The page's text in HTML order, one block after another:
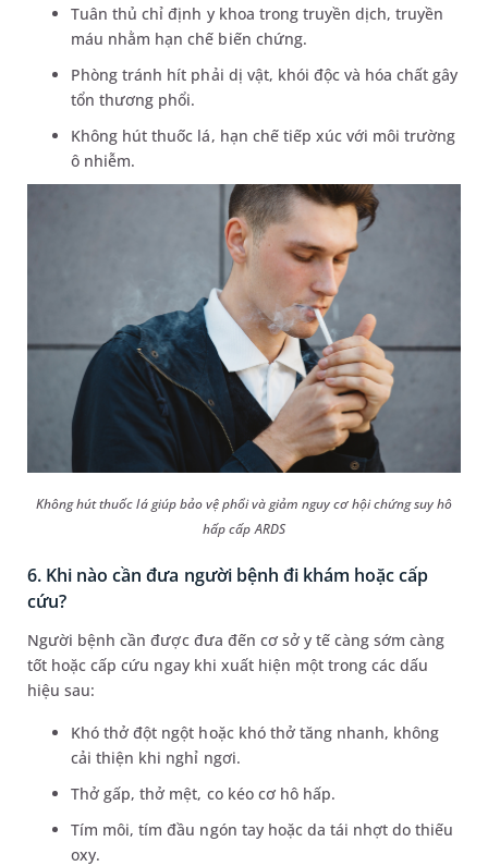
Tuân thủ chỉ định y khoa trong truyền dịch, truyền
máu nhằm hạn chế biến chứng.
Phòng tránh hít phải dị vật, khói độc và hóa chất gây
tổn thương phổi.
Không hút thuốc lá, hạn chế tiếp xúc với môi trường
ô nhiễm.
Không hút thuốc lá giúp bảo vệ phổi và giảm nguy cơ hội chứng suy hô
hấp cấp ARDS
6. Khi nào cần đưa người bệnh đi khám hoặc cấp
cứu?
Người bệnh cần được đưa đến cơ sở y tế càng sớm càng
tốt hoặc cấp cứu ngay khi xuất hiện một trong các dấu
hiệu sau:
Khó thở đột ngột hoặc khó thở tăng nhanh, không
cải thiện khi nghỉ ngơi.
Thở gấp, thở mệt, co kéo cơ hô hấp.
Tím môi, tím đầu ngón tay hoặc da tái nhợt do thiếu
oxy.